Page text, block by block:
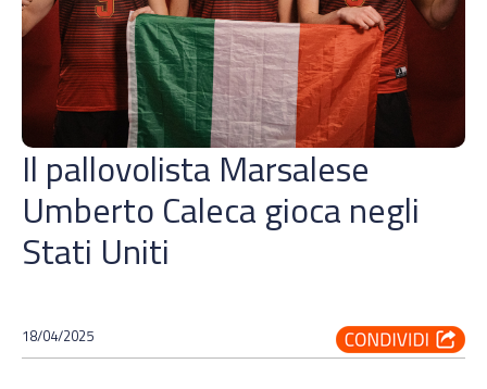
Il pallovolista Marsalese
Umberto Caleca gioca negli
Stati Uniti
18/04/2025